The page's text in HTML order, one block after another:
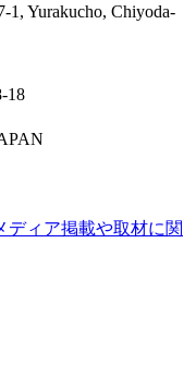
Yurakucho, Chiyoda-
18
JAPAN
ディア掲載や取材に関